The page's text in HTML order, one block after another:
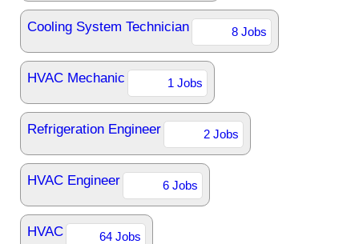
Cooling System Technician 8 Jobs
HVAC Mechanic 1 Jobs
Refrigeration Engineer 2 Jobs
HVAC Engineer 6 Jobs
HVAC 64 Jobs